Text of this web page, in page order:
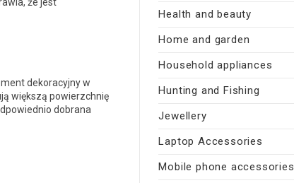
dekoracyjny w
większą powierzchnię
dobrana
Health and beauty
Home and garden
Household appliances
Hunting and Fishing
Jewellery
Laptop Accessories
Mobile phone accessories